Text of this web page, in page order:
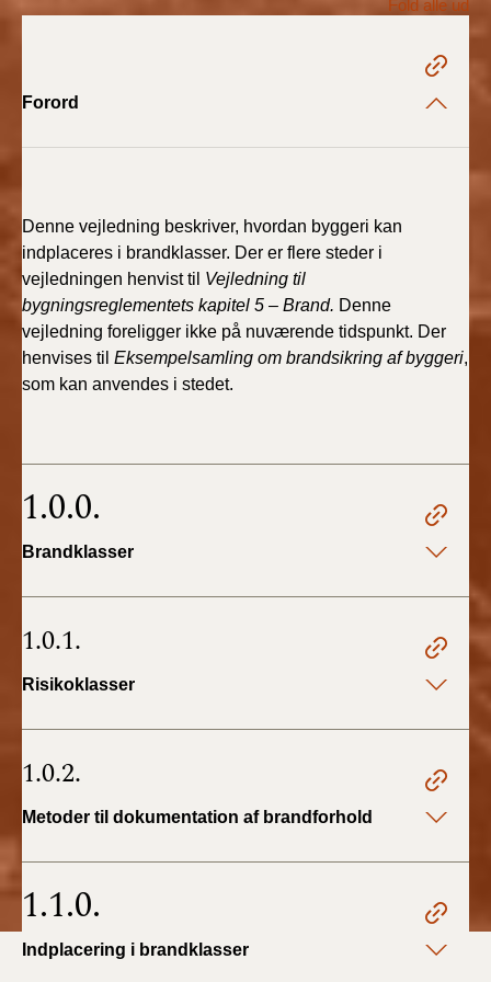
BR18 (29/6 - 31/12
BR18 (1/1-29/6
2021)
BR18 (1/7-31/12
2020)
BR18 (10/3-30/6
2020)
BR18 (4/7-31/12
BR18 (1/7-31/12
2018)
2010)
Fold alle ud
Forord
Denne vejledning beskriver, hvordan byggeri kan
indplaceres i brandklasser. Der er flere steder i
vejledningen henvist til Vejledning til
bygningsreglementets kapitel 5 – Brand. Denne
vejledning foreligger ikke på nuværende tidspunkt. Der
henvises til Eksempelsamling om brandsikring af byggeri,
som kan anvendes i stedet.
1.0.0.
Brandklasser
1.0.1.
Risikoklasser
1.0.2.
Metoder til dokumentation af brandforhold
1.1.0.
Indplacering i brandklasser